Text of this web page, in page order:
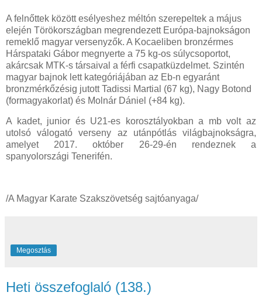
A felnőttek között esélyeshez méltón szerepeltek a május
elején Törökországban megrendezett Európa-bajnokságon
remeklő magyar versenyzők. A Kocaeliben bronzérmes
Hárspataki Gábor megnyerte a 75 kg-os súlycsoportot,
akárcsak MTK-s társaival a férfi csapatküzdelmet. Szintén
magyar bajnok lett kategóriájában az Eb-n egyaránt
bronzmérkőzésig jutott Tadissi Martial (67 kg), Nagy Botond
(formagyakorlat) és Molnár Dániel (+84 kg).
A kadet, junior és U21-es korosztályokban a mb volt az
utolsó válogató verseny az utánpótlás világbajnokságra,
amelyet 2017. október 26-29-én rendeznek a
spanyolországi Tenerifén.
/A Magyar Karate Szakszövetség sajtóanyaga/
Megosztás
Heti összefoglaló (138.)